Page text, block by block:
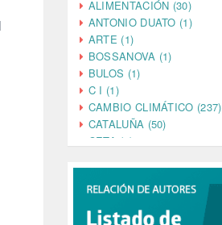
ALIMENTACIÓN (30)
ANTONIO DUATO (1)
ARTE (1)
BOSSANOVA (1)
BULOS (1)
C I (1)
CAMBIO CLIMÁTICO (237)
CATALUÑA (50)
CETA (2)
CINE (35)
CIUDADANÍA (633)